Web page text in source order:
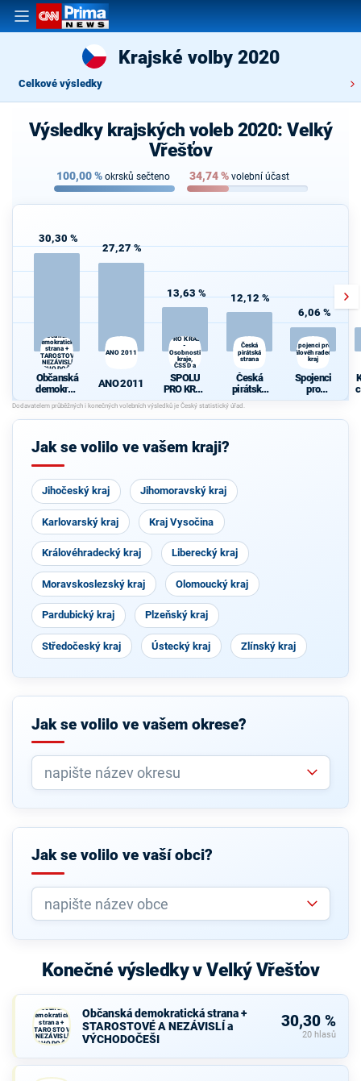
Krajské volby 2020
Celkové výsledky
Výsledky krajských voleb 2020: Velký
Vřešťov
100,00% okrsků sečteno 34,74% volební účast
30,30 %
Občanská
demokratická
strana +
STAROSTOVÉ
A NEZÁVISLÍ a
VÝCHODOČEŠI
Občanská
demokrati
cká strana
+
STAROST
NEZÁVISL
VÝCHODO
ČEŠI
27,27 %
ANO 2011
ANO 2011
13,63 %
PRO KRAJ
-
Osobnosti
kraje,
ČSSD a
SPOLU
PRO KRAJ
-
Osobnosti
kraje,
Zelení
12,12 %
Česká
pirátská
strana
Česká
pirátská
strana
6,06 %
Spojenci pro
Královéhradecký
kraj
Spojenci
pro
Královéhra
Jak se volilo ve vašem kraji?
Jihočeský kraj Jihomoravský kraj
Karlovarský kraj Kraj Vysočina
Královéhradecký kraj Liberecký kraj
Moravskoslezský kraj Olomoucký kraj
Pardubický kraj Plzeňský kraj
Středočeský kraj Ústecký kraj Zlínský kraj
Jak se volilo ve vašem okrese?
Jak se volilo ve vaší obci?
Konečné výsledky v Velký Vřešťov
Občanská
demokratická
strana +
STAROSTOVÉ
A NEZÁVISLÍ a
VÝCHODOČEŠI
Občanská demokratická strana +
STAROSTOVÉ A NEZÁVISLÍ a
VÝCHODOČEŠI
30,30 %
20 hlasů